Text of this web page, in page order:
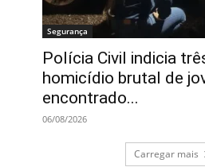
Segurança
Polícia Civil indicia
homicídio brutal de
encontrado...
06/08/2026
Carregar mais